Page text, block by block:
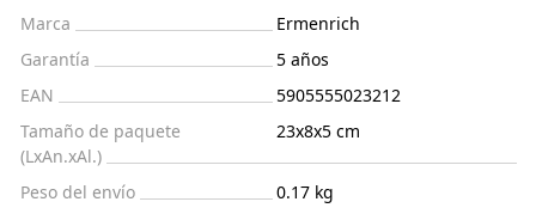
Marca
Ermenrich
Garantía
5 años
EAN
5905555023212
Tamaño de paquete
(LxAn.xAl.)
23x8x5 cm
Peso del envío
0.17 kg